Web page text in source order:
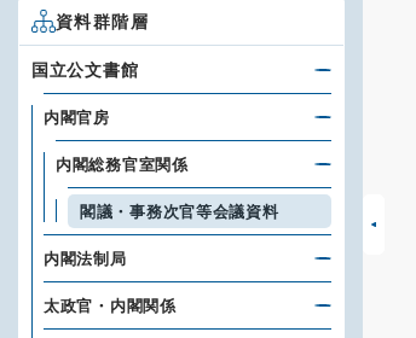
資料群階層
国立公文書館
内閣官房
内閣総務官室関係
閣議・事務次官等会議資料
内閣法制局
太政官・内閣関係